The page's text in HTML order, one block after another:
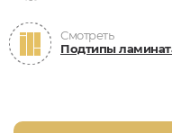
Смотреть
Подтипы